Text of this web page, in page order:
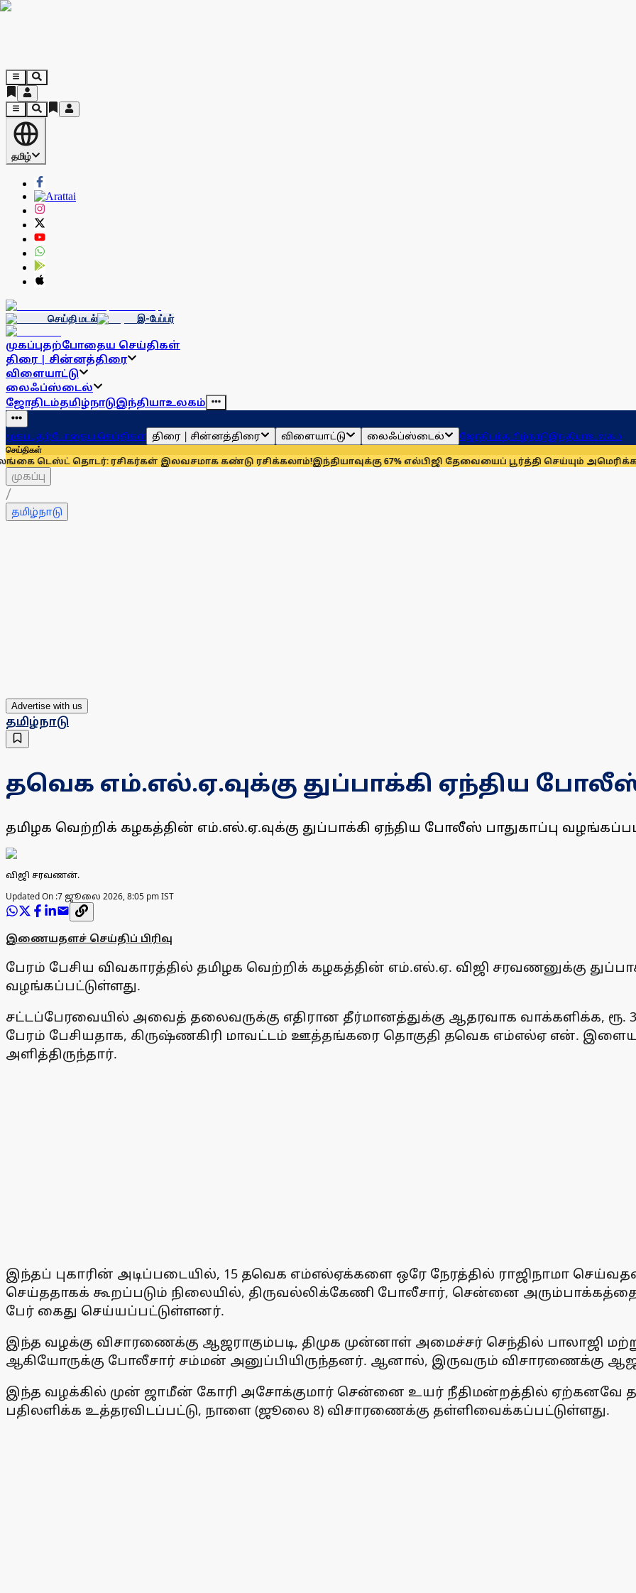
தமிழ்
செய்தி மடல் இ-பேப்பர்
முகப்புதற்போதைய செய்திகள்
திரை | சின்னத்திரை
விளையாட்டு
லைஃப்ஸ்டைல்
ஜோதிடம்தமிழ்நாடுஇந்தியாஉலகம்
முகப்புதற்போதைய செய்திகள் திரை | சின்னத்திரை விளையாட்டு லைஃப்ஸ்டைல் ஜோதிடம்தமிழ்நாடுஇந்தியாஉலகம்
செய்திகள்
தொடர்: ரசிகர்கள் இலவசமாக கண்டு ரசிக்கலாம்!இந்தியாவுக்கு 67% எல்பிஜி தேவையைப் பூர்த்தி செய்யும் அமெரிக்கா! செயின்ட்
முகப்பு
/
தமிழ்நாடு
Advertise with us
தமிழ்நாடு
தவெக எம்.எல்.ஏ.வுக்கு துப்பாக்கி ஏந்திய போலீஸ்
தமிழக வெற்றிக் கழகத்தின் எம்.எல்.ஏ.வுக்கு துப்பாக்கி ஏந்திய போலீஸ் பாதுகாப்பு
விஜி சரவணன்.
Updated On :7 ஜூலை 2026, 8:05 pm IST
இணையதளச் செய்திப் பிரிவு
பேரம் பேசிய விவகாரத்தில் தமிழக வெற்றிக் கழகத்தின் எம்.எல்.ஏ. விஜி சரவணனுக்கு
வழங்கப்பட்டுள்ளது.
சட்டப்பேரவையில் அவைத் தலைவருக்கு எதிரான தீர்மானத்துக்கு ஆதரவாக வாக்களிக்க, ரூ.
பேரம் பேசியதாக, கிருஷ்ணகிரி மாவட்டம் ஊத்தங்கரை தொகுதி தவெக எம்எல்ஏ என்.
அளித்திருந்தார்.
இந்தப் புகாரின் அடிப்படையில், 15 தவெக எம்எல்ஏக்களை ஒரே நேரத்தில் ராஜிநாமா
செய்ததாகக் கூறப்படும் நிலையில், திருவல்லிக்கேணி போலீசார், சென்னை அரும்பாக்கத்தை
பேர் கைது செய்யப்பட்டுள்ளனர்.
இந்த வழக்கு விசாரணைக்கு ஆஜராகும்படி, திமுக முன்னாள் அமைச்சர் செந்தில் பாலாஜி
ஆகியோருக்கு போலீசார் சம்மன் அனுப்பியிருந்தனர். ஆனால், இருவரும் விசாரணைக்கு
இந்த வழக்கில் முன் ஜாமீன் கோரி அசோக்குமார் சென்னை உயர் நீதிமன்றத்தில் ஏற்கனவே
பதிலளிக்க உத்தரவிடப்பட்டு, நாளை (ஜூலை 8) விசாரணைக்கு தள்ளிவைக்கப்பட்டுள்ளது.